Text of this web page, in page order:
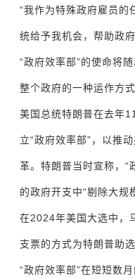
“我作为特殊政府雇员的
统给予我机会，帮助政
“政府效率部”的使命将
整个政府的一种运作方式
美国总统特朗普在去年
立“政府效率部”，以推
革。特朗普当时宣称，“
的政府开支中“剔除大规
在2024年美国大选中，
支票的方式为特朗普助
“政府效率部”在短短数